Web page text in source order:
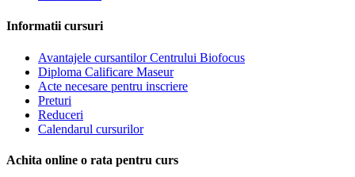
Informatii cursuri
Avantajele cursantilor Centrului Biofocus
Diploma Calificare Maseur
Acte necesare pentru inscriere
Preturi
Reduceri
Calendarul cursurilor
Achita online o rata pentru curs